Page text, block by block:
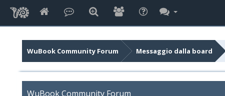
WuBook Community Forum Messaggio dalla board
WuBook Community Forum